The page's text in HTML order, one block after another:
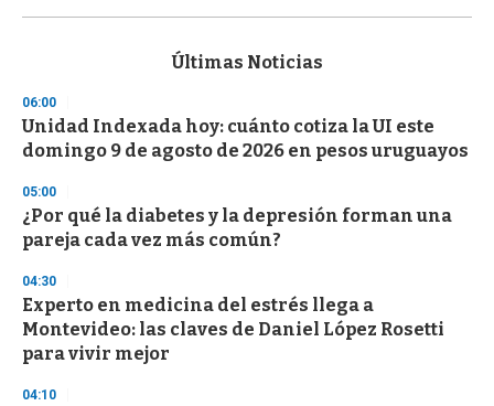
s
d
s
o
f
3
s
e
c
n
d
s
Últimas Noticias
06:00
Unidad Indexada hoy: cuánto cotiza la UI este
domingo 9 de agosto de 2026 en pesos uruguayos
05:00
¿Por qué la diabetes y la depresión forman una
pareja cada vez más común?
04:30
Experto en medicina del estrés llega a
Montevideo: las claves de Daniel López Rosetti
para vivir mejor
04:10